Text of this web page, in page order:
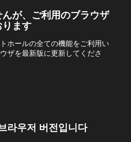
が、ご利用のブラウザ
ります
ホールの全ての機能をご利用い
ザを最新版に更新してくださ
라우저 버전입니다